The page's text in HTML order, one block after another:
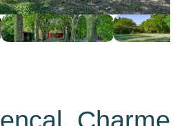
City Guide